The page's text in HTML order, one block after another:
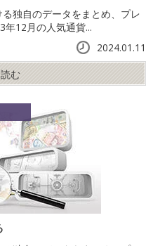
独自のデータをまとめ、プレ
年12月の人気通貨...
2024.01.11
む